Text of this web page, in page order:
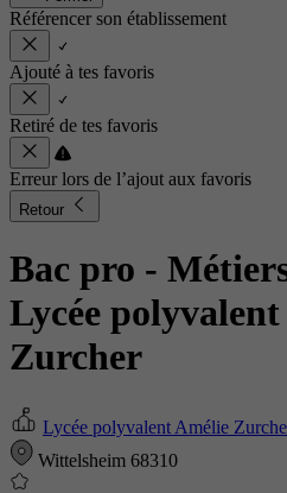
Référencer son établissement
Ajouté à tes favoris
Retiré de tes favoris
Erreur lors de l’ajout aux favoris
Retour
Bac pro -
Lycée
Zurcher
Lycée polyvalent Amélie
Wittelsheim 68310